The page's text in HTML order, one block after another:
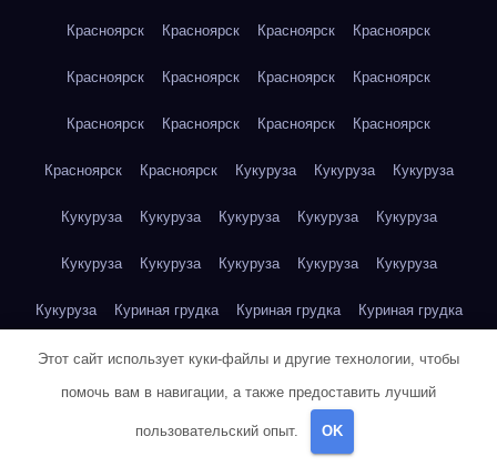
Красноярск Красноярск Красноярск Красноярск
Красноярск Красноярск Красноярск Красноярск
Красноярск Красноярск Красноярск Красноярск
Красноярск Красноярск Кукуруза Кукуруза Кукуруза
Кукуруза Кукуруза Кукуруза Кукуруза Кукуруза
Кукуруза Кукуруза Кукуруза Кукуруза Кукуруза
Кукуруза Куриная грудка Куриная грудка Куриная грудка
Куриная грудка Куриная грудка Куриная грудка
Куриная грудка Куриная грудка
Куриная грудка
Этот сайт использует куки-файлы и другие технологии, чтобы
помочь вам в навигации, а также предоставить лучший
пользовательский опыт. OK